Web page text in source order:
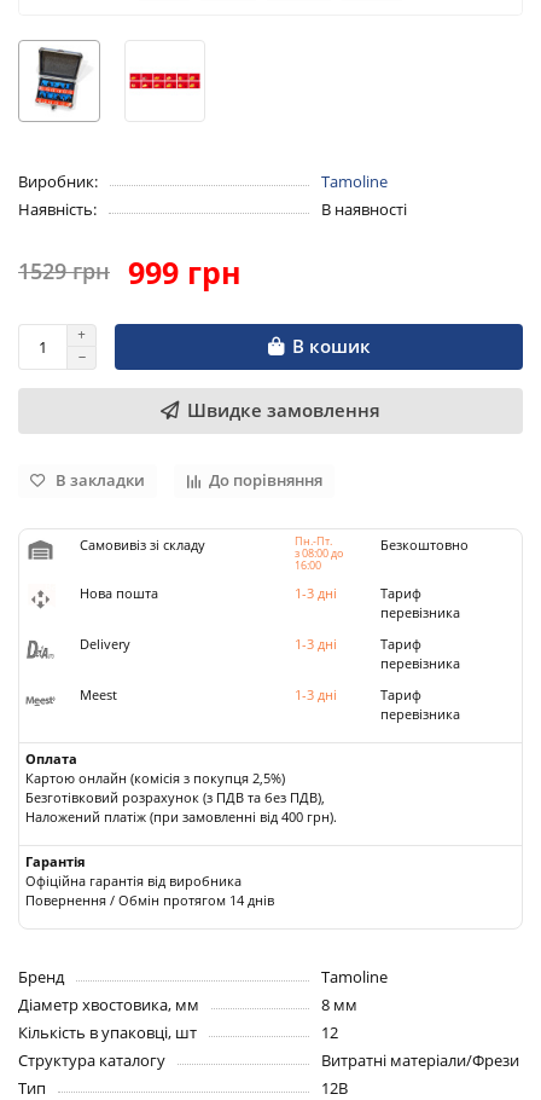
Виробник:
Tamoline
Наявність:
В наявності
1529 грн 999 грн
В кошик
Швидке замовлення
В закладки До порівняння
Самовивіз зі складу Пн.-Пт.
з 08:00 до
16:00
Безкоштовно
Нова пошта 1-3 дні
Тариф
перевізника
Delivery
1-3 дні
Тариф
перевізника
Meest
1-3 дні
Тариф
перевізника
Оплата
Картою онлайн (комісія з покупця 2,5%)
Безготівковий розрахунок (з ПДВ та без ПДВ),
Наложений платіж (при замовленні від 400 грн).
Гарантія
Офіційна гарантія від виробника
Повернення / Обмін протягом 14 днів
Бренд
Tamoline
Діаметр хвостовика, мм
8 мм
Кількість в упаковці, шт
12
Структура каталогу
Витратні матеріали/Фрези
Тип
12В